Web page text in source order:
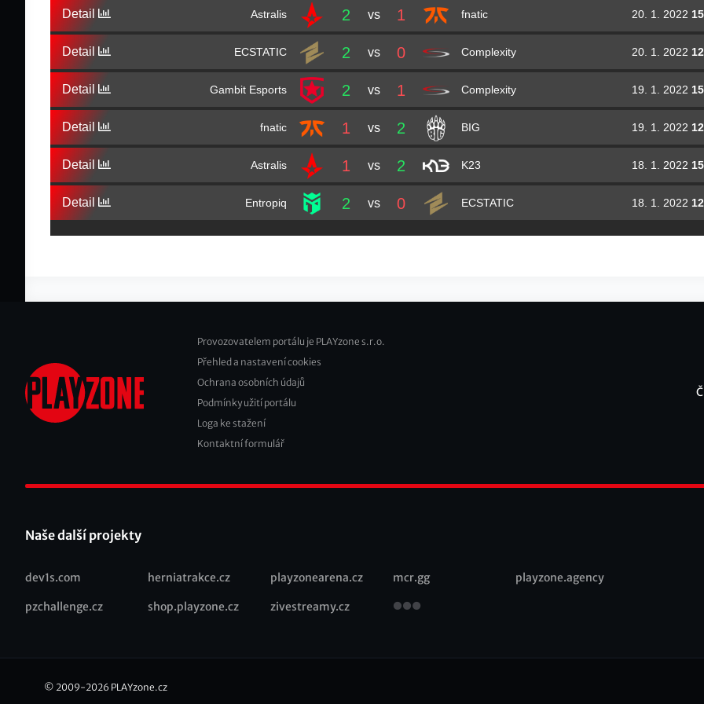
Detail Astralis 2 vs 1 fnatic 20. 1. 2022
Detail ECSTATIC 2 vs 0 Complexity 20. 1. 2022
Detail Gambit Esports 2 vs 1 Complexity 19. 1. 2022
Detail fnatic 1 vs 2 BIG 19. 1. 2022
Detail Astralis 1 vs 2 K23 18. 1. 2022
Detail Entropiq 2 vs 0 ECSTATIC 18. 1. 2022
Footer
2
Provozovatelem portálu je PLAYzone s.r.o.
Přehled a nastavení cookies
Ochrana osobních údajů
Podmínky užití portálu
Loga ke stažení
Kontaktní formulář
Naše další projekty
Recommended
dev1s.com herniatrakce.cz playzonearena.cz mcr.gg playzone.agency
pzchallenge.cz shop.playzone.cz zivestreamy.cz
© 2009-2026 PLAYzone.cz